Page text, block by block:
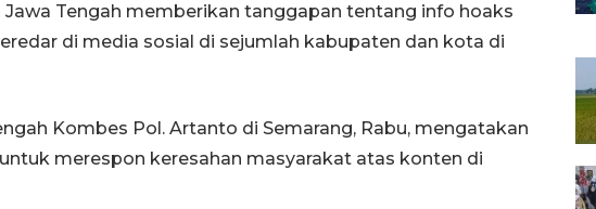
Jawa Tengah memberikan tanggapan tentang info hoaks
di media sosial di sejumlah kabupaten dan kota di
Kombes Pol. Artanto di Semarang, Rabu, mengatakan
merespon keresahan masyarakat atas konten di